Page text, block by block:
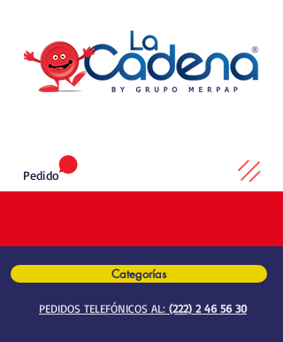
Categorías
PEDIDOS TELEFÓNICOS AL: (222) 2 46 56 30
Pedido